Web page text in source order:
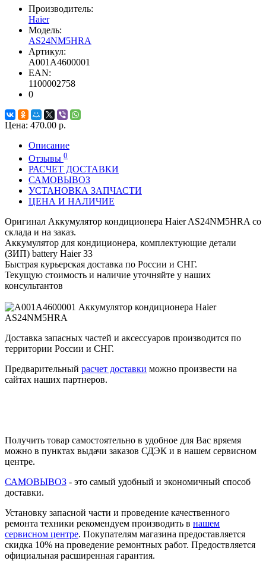
Производитель:
Haier
Модель:
AS24NM5HRA
Артикул:
A001A4600001
EAN:
1100002758
0
Цена: 470.00 р.
Описание
Отзывы 0
РАСЧЕТ ДОСТАВКИ
САМОВЫВОЗ
УСТАНОВКА ЗАПЧАСТИ
ЦЕНА И НАЛИЧИЕ
Оригинал Аккумулятор кондиционера Haier AS24NM5HRA со
склада и на заказ.
Аккумулятор для кондиционера, комплектующие детали
(ЗИП) battery Haier 33
Быстрая курьерская доставка по России и СНГ.
Текущую стоимость и наличие уточняйте у наших
консультантов
Доставка запасных частей и аксессуаров производится по
территории России и СНГ.
Предварительный расчет доставки можно произвести на
сайтах наших партнеров.
Получить товар самостоятельно в удобное для Вас вряемя
можно в пунктах выдачи заказов СДЭК и в нашем сервисном
центре.
САМОВЫВОЗ - это самый удобный и экономичный способ
доставки.
Установку запасной части и проведение качественного
ремонта техники рекомендуем производить в нашем
сервисном центре. Покупателям магазина предоставляется
скидка 10% на проведение ремонтных работ. Предоствляется
официальная расширенная гарантия.